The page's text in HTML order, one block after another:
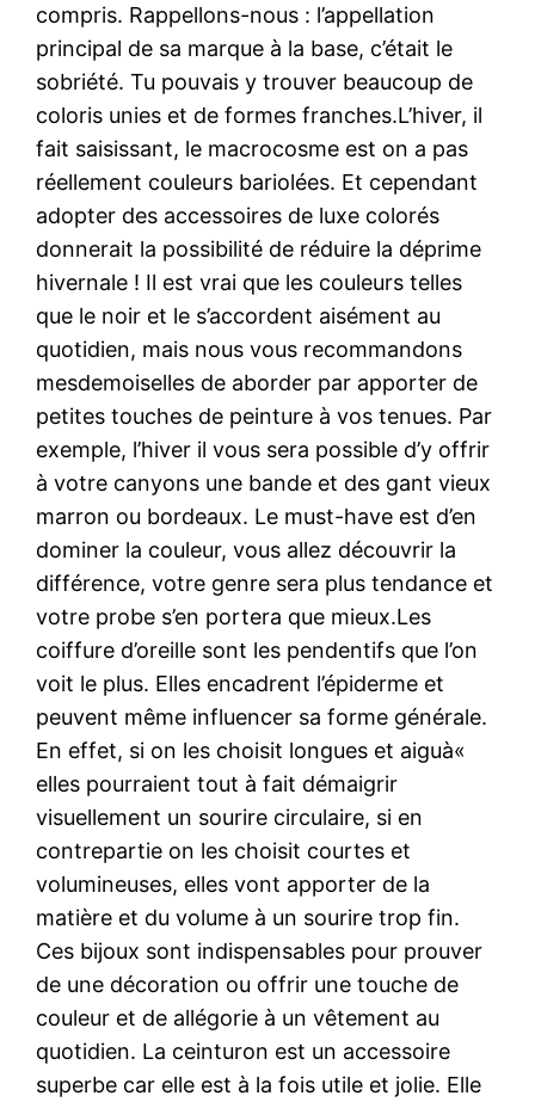
compris. Rappellons-nous : l’appellation
principal de sa marque à la base, c’était le
sobriété. Tu pouvais y trouver beaucoup de
coloris unies et de formes franches.L’hiver, il
fait saisissant, le macrocosme est on a pas
réellement couleurs bariolées. Et cependant
adopter des accessoires de luxe colorés
donnerait la possibilité de réduire la déprime
hivernale ! Il est vrai que les couleurs telles
que le noir et le s’accordent aisément au
quotidien, mais nous vous recommandons
mesdemoiselles de aborder par apporter de
petites touches de peinture à vos tenues. Par
exemple, l’hiver il vous sera possible d’y offrir
à votre canyons une bande et des gant vieux
marron ou bordeaux. Le must-have est d’en
dominer la couleur, vous allez découvrir la
différence, votre genre sera plus tendance et
votre probe s’en portera que mieux.Les
coiffure d’oreille sont les pendentifs que l’on
voit le plus. Elles encadrent l’épiderme et
peuvent même influencer sa forme générale.
En effet, si on les choisit longues et aiguà«
elles pourraient tout à fait démaigrir
visuellement un sourire circulaire, si en
contrepartie on les choisit courtes et
volumineuses, elles vont apporter de la
matière et du volume à un sourire trop fin.
Ces bijoux sont indispensables pour prouver
de une décoration ou offrir une touche de
couleur et de allégorie à un vêtement au
quotidien. La ceinturon est un accessoire
superbe car elle est à la fois utile et jolie. Elle